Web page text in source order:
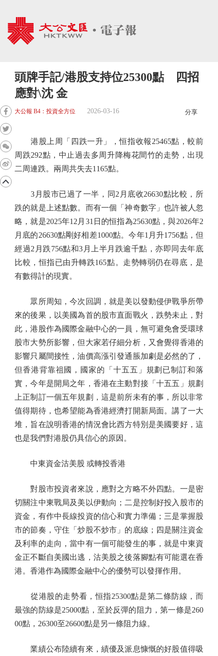
頭牌手記/港股支持位25300點 四招
應對\沈 金
大公報 B4：投資全方位 2026-03-16 分享
港股上周「四跌一升」，恒指收報25465點，較前
周跌292點，中止過去多周升降梅花間竹的走勢，出現
二周連跌。兩周共失去1165點。
3月股市已過了一半，同2月底收26630點比較，所
跌的就是上述點數。而有一個「神奇數字」也許被人忽
略，就是2025年12月31日的恒指為25630點，與2026年2
月底的26630點剛好相差1000點。今年1月升1756點，但
經過2月跌756點和3月上半月跌逾千點，亦即同去年底
比較，恒指已由升轉跌165點。走勢轉弱仍在尋底，是
有數得計的現實。
眾所周知，今次回調，就是美以發動侵伊戰爭所帶
來的後果，以美國為首的股市直面戰火，跌勢未止，對
此，港股作為國際金融中心的一員，無可避免會受環球
股市大勢所影響，但大家若仔細分析，又會覺得香港的
影響只屬間接性，油價高漲引發通脹加劇是必然的了，
但香港背靠祖國，國家的「十五五」規劃已制訂和落
實，今年是開局之年，香港在主動對接「十五五」規劃
上正制訂一個五年規劃，這是前所未有的事，所以非常
值得期待，也希望能為香港經濟打開新局面。講了一大
堆，旨在說明香港的情況會比西方特別是美國要好，這
也是我們對港股仍具信心的原因。
中東資金沽美股 或轉投香港
對股市投資者來說，應對之方略不外四點。一是密
切關注中東戰局及美以伊動向；二是控制好投入股市的
資金，有作中長線投資的信心和實力準備；三是掌握股
市的節奏，守住「炒股不炒市」的底線；四是關注資金
及利率的走向，當中有一個可能發生的事，就是中東資
金正不斷自美國出逃，沽美股之後落腳點有可能選在香
港。香港作為國際金融中心的優勢可以發揮作用。
從港股的走勢看，恒指25300點是第二條防線，而
最強的防線是25000點，至於反彈的阻力，第一條是260
00點，26300至26600點是另一條阻力線。
業績公布陸續有來，績優及派息慷慨的好股值得吸